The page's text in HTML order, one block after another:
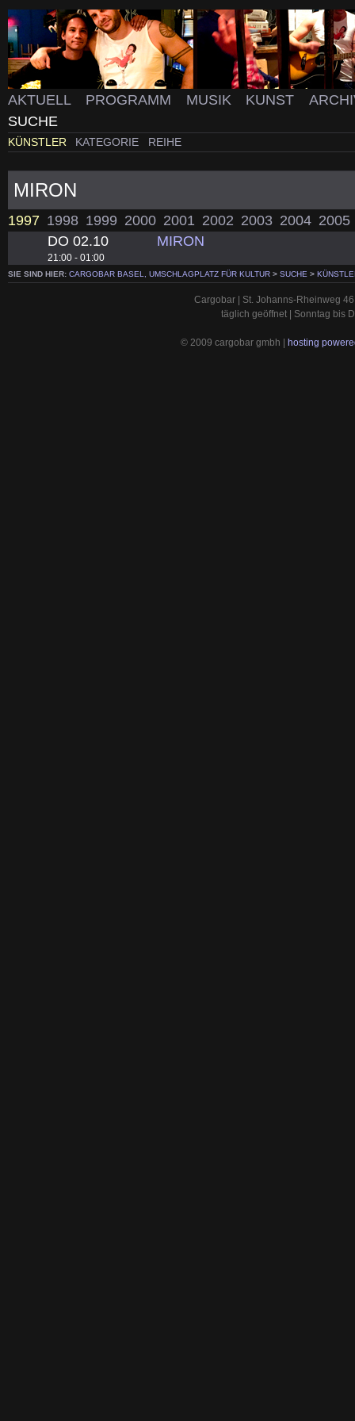
AKTUELL PROGRAMM MUSIK KUNST
SUCHE
KÜNSTLER KATEGORIE REIHE
MIRON
1997 1998 1999 2000 2001 2002 2003 2004 2005
DO 02.10
21:00 - 01:00
MIRON
SIE SIND HIER: CARGOBAR BASEL, UMSCHLAGPLATZ FÜR KULTUR > SUCHE >
Cargobar | St. Johanns-Rheinweg
täglich geöffnet | Sonntag bis
© 2009 cargobar gmbh | hosting